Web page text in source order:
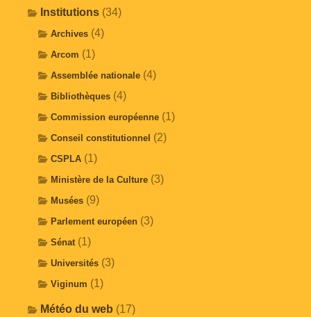
Institutions (34)
Archives (4)
Arcom (1)
Assemblée nationale (4)
Bibliothèques (4)
Commission européenne (1)
Conseil constitutionnel (2)
CSPLA (1)
Ministère de la Culture (3)
Musées (9)
Parlement européen (3)
Sénat (1)
Universités (3)
Viginum (1)
Météo du web (17)